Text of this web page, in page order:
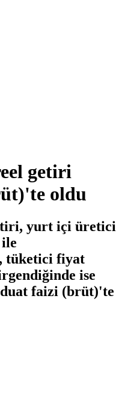
getiri
oldu
yurt içi üretici
tüketici fiyat
ise
faizi (brüt)'te